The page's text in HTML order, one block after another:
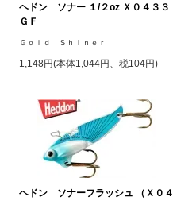
ヘドン ソナー １/２oz Ｘ０４３３
ＧＦ
Ｇｏｌｄ Ｓｈｉｎｅｒ
1,148円(本体1,044円、税104円)
ヘドン ソナーフラッシュ （Ｘ０４